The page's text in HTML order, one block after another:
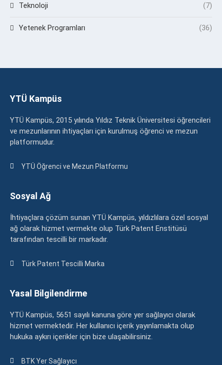
Teknoloji (7)
Yetenek Programları (36)
YTÜ Kampüs
YTÜ Kampüs, 2015 yılında Yıldız Teknik Üniversitesi öğrencileri
ve mezunlarının ihtiyaçları için kurulmuş öğrenci ve mezun
platformudur.
YTÜ Öğrenci ve Mezun Platformu
Sosyal Ağ
İhtiyaçlara çözüm sunan YTÜ Kampüs, yıldızlılara özel sosyal
ağ olarak hizmet vermekte olup Türk Patent Enstitüsü
tarafından tescilli bir markadır.
Türk Patent Tescilli Marka
Yasal Bilgilendirme
YTÜ Kampüs, 5651 sayılı kanuna göre yer sağlayıcı olarak
hizmet vermektedir. Her kullanıcı içerik yayınlamakta olup
hukuka aykırı içerikler için bize ulaşabilirsiniz.
BTK Yer Sağlayıcı